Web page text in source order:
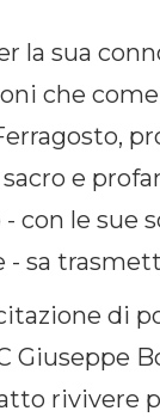
la sua
che
e
le sue
- sa
di
rivivere